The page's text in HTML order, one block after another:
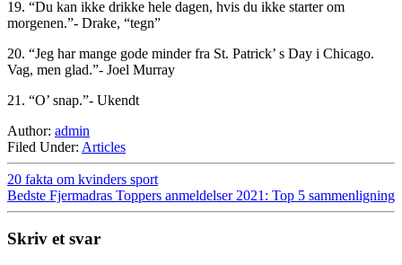
19. “Du kan ikke drikke hele dagen, hvis du ikke starter om
morgenen.”- Drake, “tegn”
20. “Jeg har mange gode minder fra St. Patrick’ s Day i Chicago.
Vag, men glad.”- Joel Murray
21. “O’ snap.”- Ukendt
Author: admin
Filed Under: Articles
20 fakta om kvinders sport
Bedste Fjermadras Toppers anmeldelser 2021: Top 5 sammenligning
Skriv et svar